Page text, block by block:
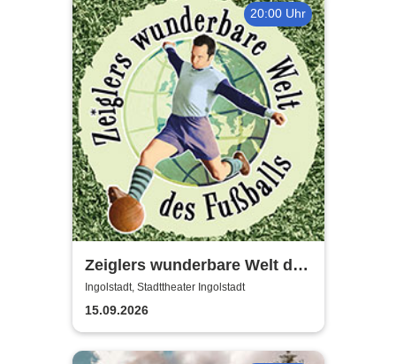
20:00 Uhr
Zeiglers wunderbare Welt des
Fußballs - Immer Glück ist
Können!
Ingolstadt, Stadttheater Ingolstadt
15.09.2026